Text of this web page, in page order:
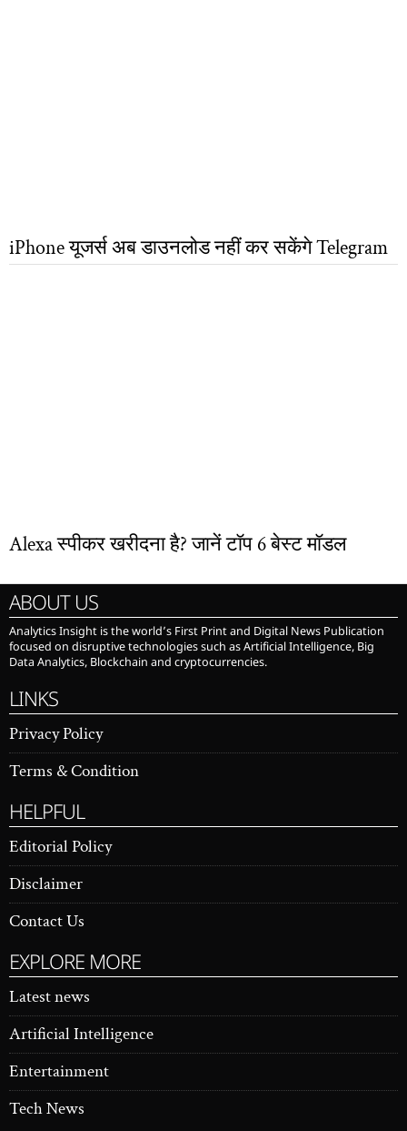
iPhone यूजर्स अब डाउनलोड नहीं कर सकेंगे Telegram
Alexa स्पीकर खरीदना है? जानें टॉप 6 बेस्ट मॉडल
ABOUT US
Analytics Insight is the world’s First Print and Digital News Publication
focused on disruptive technologies such as Artificial Intelligence, Big
Data Analytics, Blockchain and cryptocurrencies.
LINKS
Privacy Policy
Terms & Condition
HELPFUL
Editorial Policy
Disclaimer
Contact Us
EXPLORE MORE
Latest news
Artificial Intelligence
Entertainment
Tech News